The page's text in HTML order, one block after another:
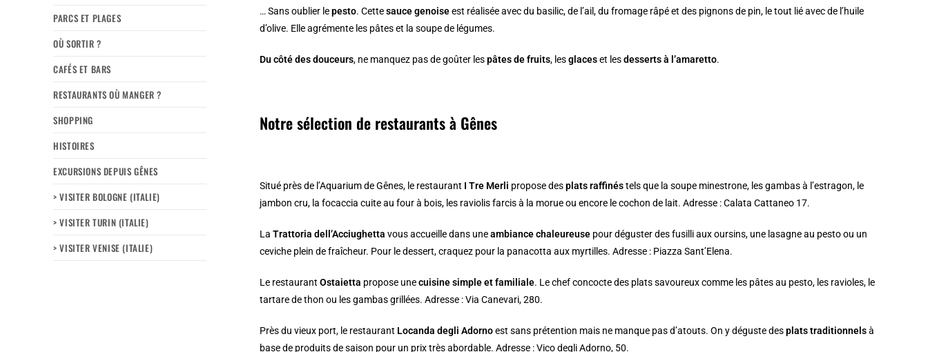
… Sans oublier lepesto. Cettesauce genoiseest réalisée avec du basilic, de l’ail, du fromage râpé et des pignons de pin, le tout lié avec de l’huile
d’olive. Elle agrémente les pâtes et la soupe de légumes.
Du côté des douceurs, ne manquez pas de goûter lespâtes de fruits, lesglaceset lesdesserts à l’amaretto.
Notre sélection de restaurants à Gênes
Situé près de l’Aquarium de Gênes, le restaurant I Tre Merli propose desplats raffinéstels que la soupe minestrone, les gambas à l’estragon, le
jambon cru, la focaccia cuite au four à bois, les raviolis farcis à la morue ou encore le cochon de lait. Adresse : Calata Cattaneo 17.
LaTrattoria dell’Acciughetta vous accueille dans uneambiance chaleureuse pour déguster des fusilli aux oursins, une lasagne au pesto ou un
ceviche plein de fraîcheur. Pour le dessert, craquez pour la panacotta aux myrtilles. Adresse : Piazza Sant’Elena.
Le restaurantOstaietta propose unecuisine simple et familiale. Le chef concocte des plats savoureux comme les pâtes au pesto, les ravioles, le
tartare de thon ou les gambas grillées. Adresse : Via Canevari, 280.
Près du vieux port, le restaurant Locanda degli Adornoest sans prétention mais ne manque pas d’atouts. On y déguste desplats traditionnelsà
base de produits de saison pour un prix très abordable. Adresse : Vico degli Adorno, 50.
PARCS ET PLAGES
OÙ SORTIR ?
CAFÉS ET BARS
RESTAURANTS OÙ MANGER ?
SHOPPING
HISTOIRES
EXCURSIONS DEPUIS GÊNES
> VISITER BOLOGNE (ITALIE)
> VISITER TURIN (ITALIE)
> VISITER VENISE (ITALIE)